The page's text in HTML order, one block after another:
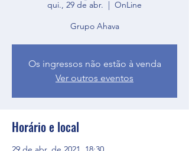
qui., 29 de abr.
  |
OnLine
Grupo Ahava
Os ingressos não estão à venda
Ver outros eventos
Horário e local